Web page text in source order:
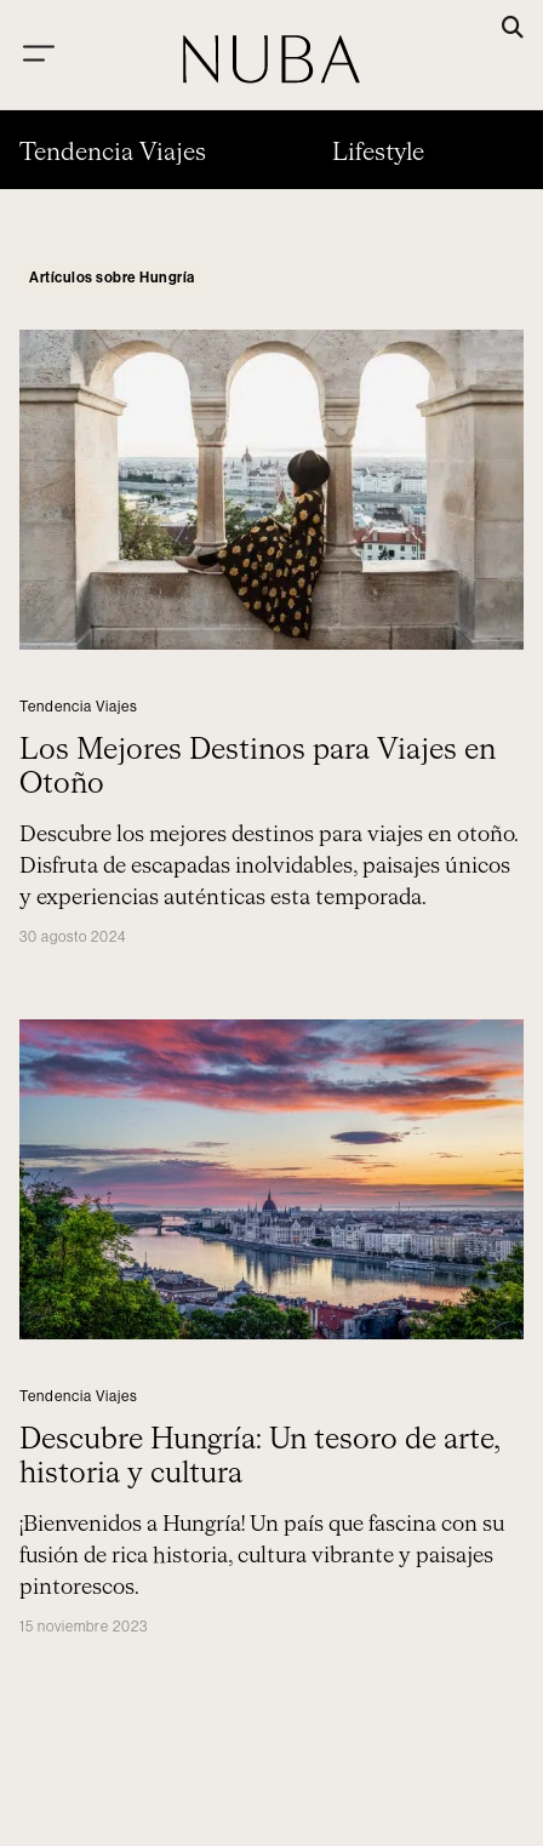
Tendencia Viajes Lifestyle
Artículos sobre Hungría
Tendencia Viajes
Los Mejores Destinos para Viajes en
Otoño
Descubre los mejores destinos para viajes en otoño.
Disfruta de escapadas inolvidables, paisajes únicos
y experiencias auténticas esta temporada.
30 agosto 2024
Tendencia Viajes
Descubre Hungría: Un tesoro de arte,
historia y cultura
¡Bienvenidos a Hungría! Un país que fascina con su
fusión de rica historia, cultura vibrante y paisajes
pintorescos.
15 noviembre 2023